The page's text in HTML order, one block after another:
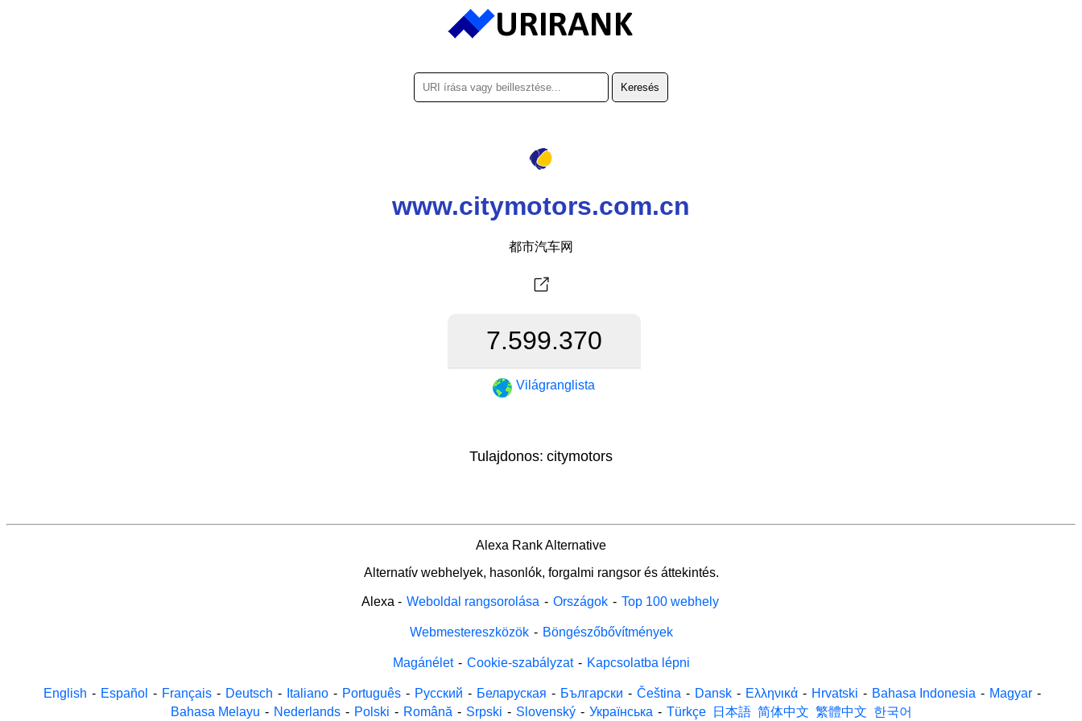
www.citymotors.com.cn
都市汽车网
7.599.370
Világranglista
Tulajdonos: citymotors
Alexa Rank Alternative
Alternatív webhelyek, hasonlók, forgalmi rangsor és áttekintés.
Alexa - Weboldal rangsorolása - Országok - Top 100 webhely
Webmestereszközök - Böngészőbővítmények
Magánélet - Cookie-szabályzat - Kapcsolatba lépni
English - Español - Français - Deutsch - Italiano - Português - Русский - Беларуская - Български - Čeština - Dansk - Ελληνικά - Hrvatski - Bahasa Indonesia - Magyar -
Bahasa Melayu - Nederlands - Polski - Română - Srpski - Slovenský - Українська - Türkçe 日本語 简体中文 繁體中文 한국어